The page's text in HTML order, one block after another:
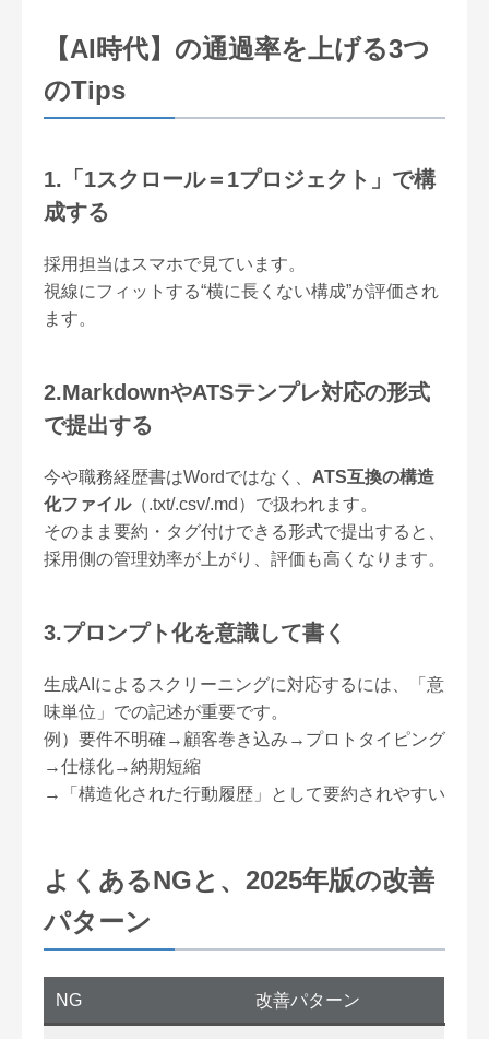
【AI時代】の通過率を上げる3つ
のTips
1.「1スクロール＝1プロジェクト」で構
成する
採用担当はスマホで見ています。
視線にフィットする“横に長くない構成”が評価され
ます。
2.MarkdownやATSテンプレ対応の形式
で提出する
今や職務経歴書はWordではなく、 ATS互換の構造
化ファイル（.txt/.csv/.md）で扱われます。
そのまま要約・タグ付けできる形式で提出すると、
採用側の管理効率が上がり、評価も高くなります。
3.プロンプト化を意識して書く
生成AIによるスクリーニングに対応するには、「意
味単位」での記述が重要です。
例）要件不明確→顧客巻き込み→プロトタイピング
→仕様化→納期短縮
→「構造化された行動履歴」として要約されやすい
よくあるNGと、2025年版の改善
パターン
NG 改善パターン